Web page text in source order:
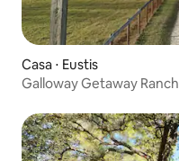
Casa ⋅ Eustis
Galloway Getaway Ranch